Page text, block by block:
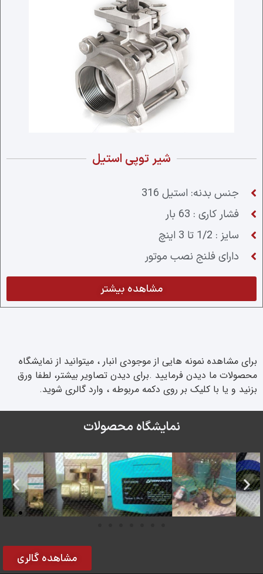
شیر توپی استیل
جنس بدنه: استیل 316
فشار کاری : 63 بار
سایز : 1/2 تا 3 اینچ
دارای فلنج نصب موتور
مشاهده بیشتر
برای مشاهده نمونه هایی از موجودی انبار ، میتوانید از نمایشگاه
محصولات ما دیدن فرمایید .برای دیدن تصاویر بیشتر، لطفا ورق
بزنید و یا با کلیک بر روی دکمه مربوطه ، وارد گالری شوید.
نمایشگاه محصولات
مشاهده گالری